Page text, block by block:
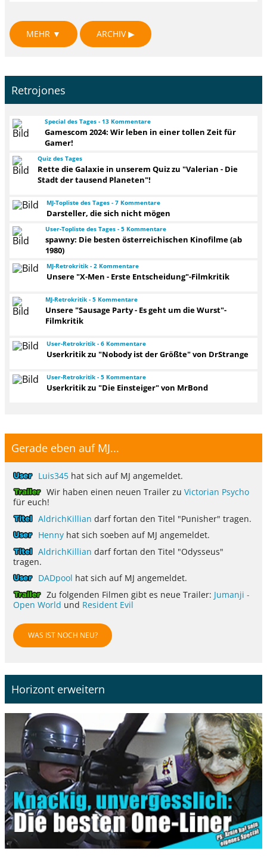
MEHR ▼ ARCHIV ▶
Retrojones
Special des Tages - 13 Kommentare
Gamescom 2024: Wir leben in einer tollen Zeit für
Gamer!
Quiz des Tages
Rette die Galaxie in unserem Quiz zu "Valerian - Die
Stadt der tausend Planeten"!
MJ-Topliste des Tages - 7 Kommentare
Darsteller, die sich nicht mögen
User-Topliste des Tages - 5 Kommentare
spawny: Die besten österreichischen Kinofilme (ab
1980)
MJ-Retrokritik - 2 Kommentare
Unsere "X-Men - Erste Entscheidung"-Filmkritik
MJ-Retrokritik - 5 Kommentare
Unsere "Sausage Party - Es geht um die Wurst"-
Filmkritik
User-Retrokritik - 6 Kommentare
Userkritik zu "Nobody ist der Größte" von DrStrange
User-Retrokritik - 5 Kommentare
Userkritik zu "Die Einsteiger" von MrBond
Gerade eben auf MJ...
Luis345 hat sich auf MJ angemeldet.
Wir haben einen neuen Trailer zuVictorian Psycho
für euch!
AldrichKillian darf fortan den Titel "Punisher" tragen.
Henny hat sich soeben auf MJ angemeldet.
AldrichKillian darf fortan den Titel "Odysseus"
tragen.
DADpool hat sich auf MJ angemeldet.
Zu folgenden Filmen gibt es neue Trailer: Jumanji -
Open World und Resident Evil
WAS IST NOCH NEU?
Horizont erweitern